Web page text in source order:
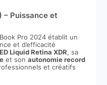
– Puissance et
Pro 2024 établit un
et d’efficacité
Liquid Retina XDR, sa
et son autonomie record
et créatifs